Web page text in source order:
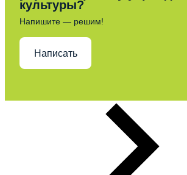
культуры?
Напишите — решим!
Написать